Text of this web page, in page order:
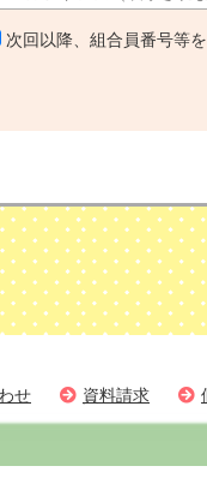
次回以降、組合員番号等
せ 資料請求